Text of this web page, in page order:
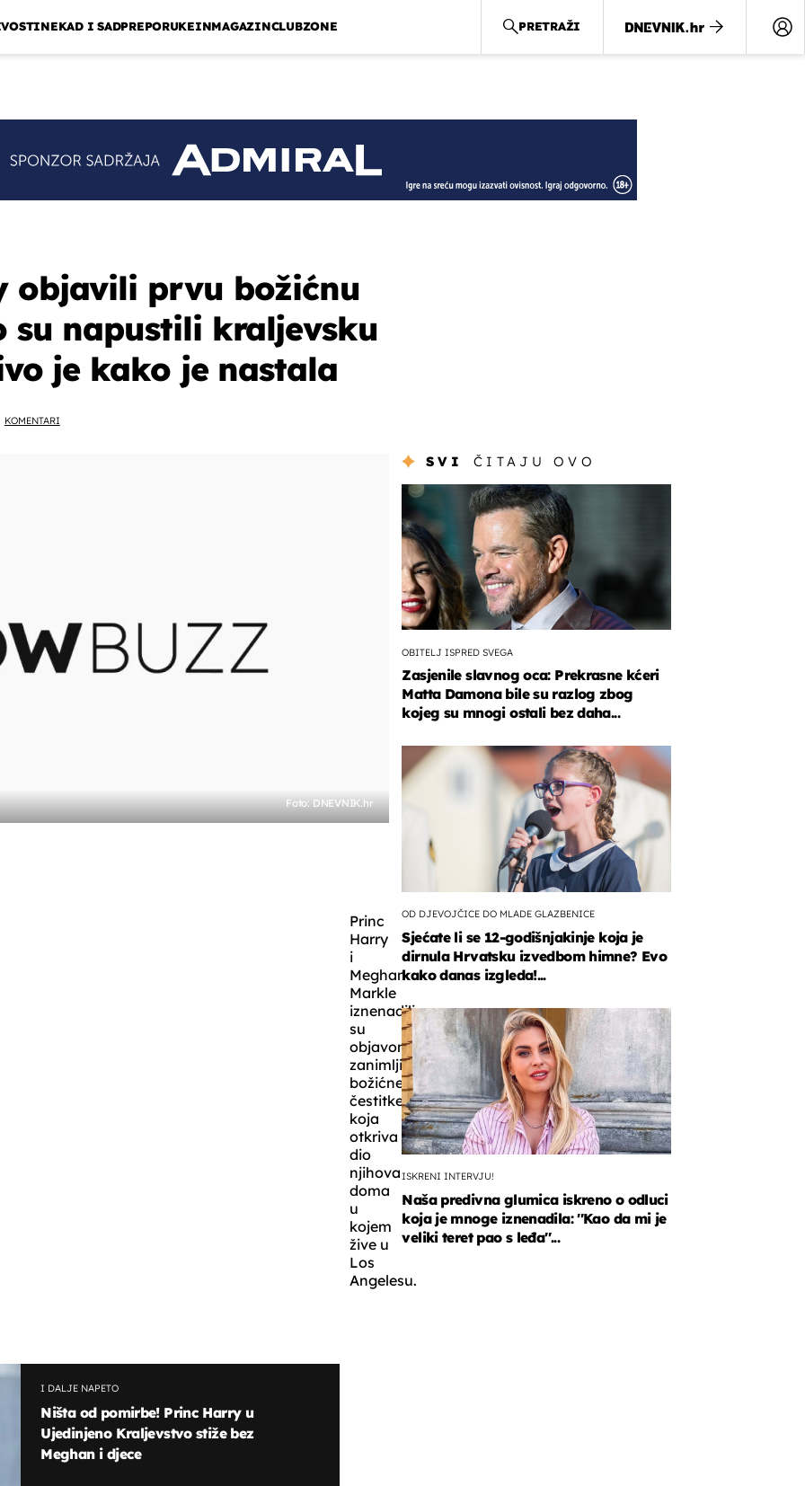
NEKAD I SADPREPORUKEINMAGAZINCLUBZONE PRETRAŽI
objavili prvu božićnu
su napustili kraljevsku
je kako je nastala
KOMENTARI
Foto: DNEVNIK.hr
Princ
Harry
i
Meghan
Markle
iznenadili
su
objavom
zanimljive
božićne
čestitke
koja
otkriva
dio
njihova
doma
u
kojem
žive u
Los
Angelesu.
I DALJE NAPETO
Ništa od pomirbe! Princ Harry u
Ujedinjeno Kraljevstvo stiže bez
Meghan i djece
SVI ČITAJU OVO
OBITELJ ISPRED SVEGA
Zasjenile slavnog oca: Prekrasne kćeri
Matta Damona bile su razlog zbog
kojeg su mnogi ostali bez daha...
OD DJEVOJČICE DO MLADE GLAZBENICE
Sjećate li se 12-godišnjakinje koja je
dirnula Hrvatsku izvedbom himne? Evo
kako danas izgleda!...
ISKRENI INTERVJU!
Naša predivna glumica iskreno o odluci
koja je mnoge iznenadila: ''Kao da mi je
veliki teret pao s leđa''...